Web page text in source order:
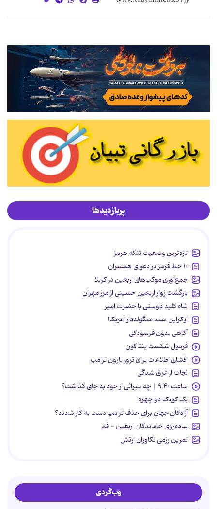
پربازدیدها
تازه‌ترین وضعیت تنگه هرمز
۱۰ خط قرمز در دعوای همسران
جمع‌آوری موکب‌های اربعین در کربلا
بازگشت زوار اربعین حسینی از مرز مهران
شاه کلید دوستی با حضرت امیر
اوکراین سند منگوله‌دار آمریکا!
آگاهی بدون فرسودگی
فرمول شکست پنتاگون
افشای اطلاعات برای ترور بارون ترامپ
نجات از غرق شدگی
ساعت ۹:۴۰ | چه میراثی از خود به جای گذاشت؟
یک کودک دو چهره!
آزادگان جهان برای حذف ترامپ دست به کار شدند؟
پیاده‌روی جاماندگان اربعین - قم
تمرین رزمی تکاوران ارتش
وب‌گردی